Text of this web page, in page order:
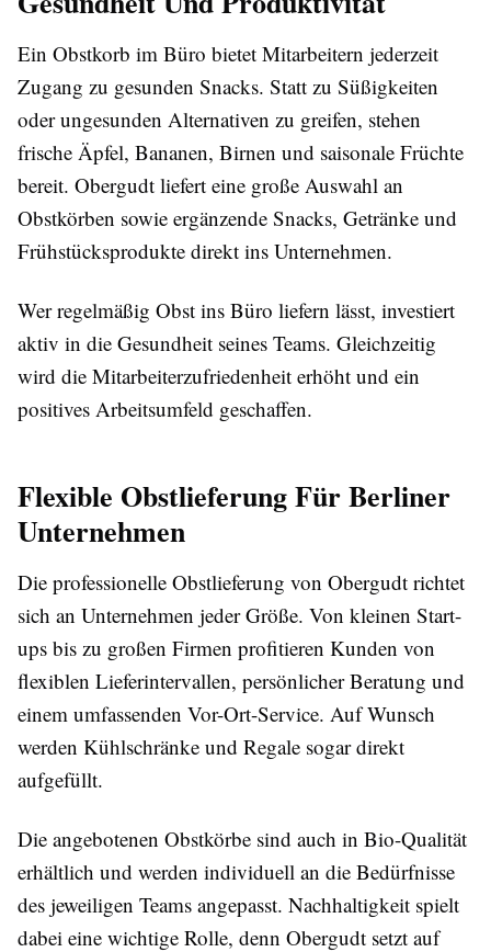
Ein Obstkorb im Büro bietet Mitarbeitern jederzeit
Zugang zu gesunden Snacks. Statt zu Süßigkeiten
oder ungesunden Alternativen zu greifen, stehen
frische Äpfel, Bananen, Birnen und saisonale Früchte
bereit. Obergudt liefert eine große Auswahl an
Obstkörben sowie ergänzende Snacks, Getränke und
Frühstücksprodukte direkt ins Unternehmen.
Wer regelmäßig Obst ins Büro liefern lässt, investiert
aktiv in die Gesundheit seines Teams. Gleichzeitig
wird die Mitarbeiterzufriedenheit erhöht und ein
positives Arbeitsumfeld geschaffen.
Flexible Obstlieferung Für Berliner
Unternehmen
Die professionelle Obstlieferung von Obergudt richtet
sich an Unternehmen jeder Größe. Von kleinen Start-
ups bis zu großen Firmen profitieren Kunden von
flexiblen Lieferintervallen, persönlicher Beratung und
einem umfassenden Vor-Ort-Service. Auf Wunsch
werden Kühlschränke und Regale sogar direkt
aufgefüllt.
Die angebotenen Obstkörbe sind auch in Bio-Qualität
erhältlich und werden individuell an die Bedürfnisse
des jeweiligen Teams angepasst. Nachhaltigkeit spielt
dabei eine wichtige Rolle, denn Obergudt setzt auf